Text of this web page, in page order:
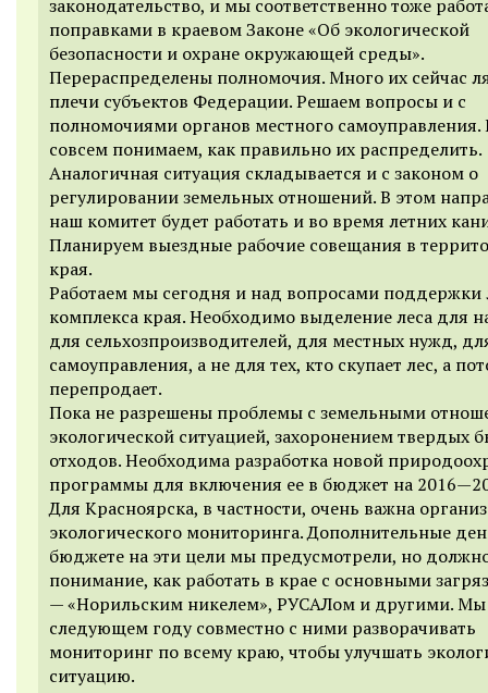
законодательство, и мы соответственно тоже
поправками в краевом Законе «Об экологической
безопасности и охране окружающей среды».
Перераспределены полномочия. Много их сейчас
плечи субъектов Федерации. Решаем вопросы и с
полномочиями органов местного самоуправления.
совсем понимаем, как правильно их распределить.
Аналогичная ситуация складывается и с законом о
регулировании земельных отношений. В этом
наш комитет будет работать и во время летних
Планируем выездные рабочие совещания в
края.
Работаем мы сегодня и над вопросами поддержки
комплекса края. Необходимо выделение леса для
для сельхозпроизводителей, для местных нужд,
самоуправления, а не для тех, кто скупает лес, а
перепродает.
Пока не разрешены проблемы с земельными
экологической ситуацией, захоронением твердых
отходов. Необходима разработка новой
программы для включения ее в бюджет на
Для Красноярска, в частности, очень важна
экологического мониторинга. Дополнительные
бюджете на эти цели мы предусмотрели, но
понимание, как работать в крае с основными
— «Норильским никелем», РУСАЛом и другими. Мы
следующем году совместно с ними разворачивать
мониторинг по всему краю, чтобы улучшать
ситуацию.